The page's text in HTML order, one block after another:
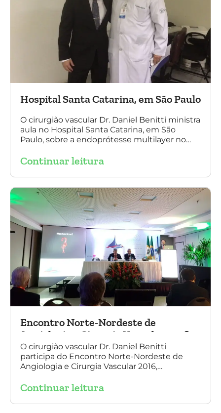
Hospital Santa Catarina, em São Paulo
O cirurgião vascular Dr. Daniel Benitti ministra
aula no Hospital Santa Catarina, em São
Paulo, sobre a endoprótesse multilayer no
experiência nacional e mundial com esta
Daniel Benitti e à direita Dr. Carlos Alberto
Fernandes Costa)
Continuar leitura
Encontro Norte-Nordeste de
Angiologia e Cirurgia Vascular 2016
O cirurgião vascular Dr. Daniel Benitti
participa do Encontro Norte-Nordeste de
Angiologia e Cirurgia Vascular 2016,
aneurisma da Aorta.
Continuar leitura